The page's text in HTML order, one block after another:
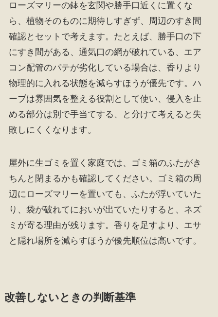
ローズマリーの鉢を玄関や勝手口近くに置くな
ら、植物そのものに期待しすぎず、周辺のすき間
確認とセットで考えます。たとえば、勝手口の下
にすき間がある、通気口の網が破れている、エア
コン配管のパテが劣化している場合は、香りより
物理的に入れる状態を減らすほうが優先です。ハ
ーブは雰囲気を整える役割として使い、侵入を止
める部分は別で手当てする、と分けて考えると失
敗しにくくなります。
屋外に生ゴミを置く家庭では、ゴミ箱のふたがき
ちんと閉まるかも確認してください。ゴミ箱の周
辺にローズマリーを置いても、ふたが浮いていた
り、袋が破れてにおいが出ていたりすると、ネズ
ミが寄る理由が残ります。香りを足すより、エサ
と隠れ場所を減らすほうが優先順位は高いです。
改善しないときの判断基準